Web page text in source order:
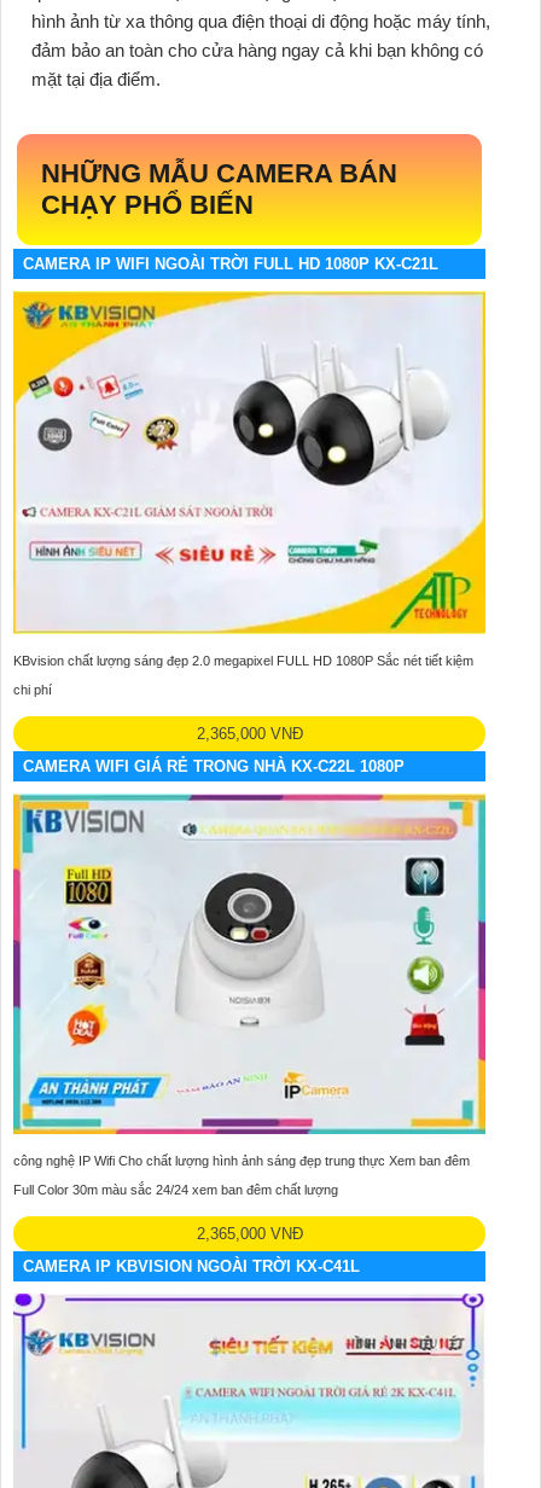
hình ảnh từ xa thông qua điện thoại di động hoặc máy tính,
đảm bảo an toàn cho cửa hàng ngay cả khi bạn không có
mặt tại địa điểm.
NHỮNG MẪU CAMERA BÁN
CHẠY PHỔ BIẾN
CAMERA IP WIFI NGOÀI TRỜI FULL HD 1080P KX-C21L
KBvision chất lượng sáng đẹp 2.0 megapixel FULL HD 1080P Sắc nét tiết kiệm
chi phí
2,365,000 VNĐ
CAMERA WIFI GIÁ RẺ TRONG NHÀ KX-C22L 1080P
công nghệ IP Wifi Cho chất lượng hình ảnh sáng đẹp trung thực Xem ban đêm
Full Color 30m màu sắc 24/24 xem ban đêm chất lượng
2,365,000 VNĐ
CAMERA IP KBVISION NGOÀI TRỜI KX-C41L